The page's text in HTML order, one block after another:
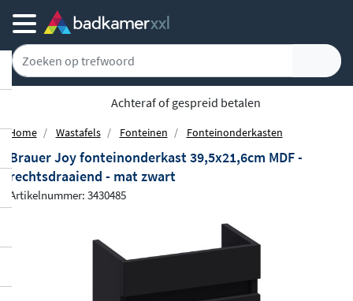
Achteraf of gespreid betalen
Home Wastafels Fonteinen Fonteinonderkasten
Brauer Joy fonteinonderkast 39,5x21,6cm MDF -
rechtsdraaiend - mat zwart
Artikelnummer: 3430485